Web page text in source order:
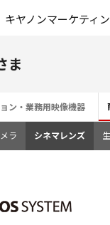
キヤノンマーケティ
ま
ン・業務用映像機器
ラ シネマレンズ